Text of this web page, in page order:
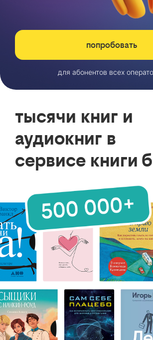
попробовать
для абонентов всех
тысячи книг и
аудиокниг в
сервисе книги